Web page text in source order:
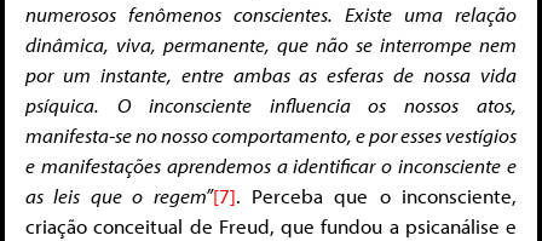
numerosos fenômenos conscientes. Existe uma relação
dinâmica, viva, permanente, que não se interrompe nem
por um instante, entre ambas as esferas de nossa vida
psíquica. O inconsciente influencia os nossos atos,
manifesta-se no nosso comportamento, e por esses vestígios
e manifestações aprendemos a identificar o inconsciente e
as leis que o regem”[7]. Perceba que o inconsciente,
criação conceitual de Freud, que fundou a psicanálise e